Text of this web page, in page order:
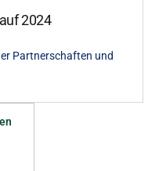
2024
Partnerschaften und